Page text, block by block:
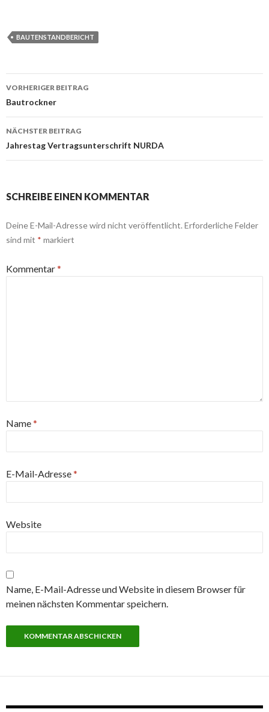
BAUTENSTANDBERICHT
Beitrags-
Navigation
VORHERIGER BEITRAG
Bautrockner
NÄCHSTER BEITRAG
Jahrestag Vertragsunterschrift NURDA
SCHREIBE EINEN KOMMENTAR
Deine E-Mail-Adresse wird nicht veröffentlicht. Erforderliche Felder
sind mit * markiert
Kommentar*
Name*
E-Mail-Adresse*
Website
Name, E-Mail-Adresse und Website in diesem Browser für
meinen nächsten Kommentar speichern.